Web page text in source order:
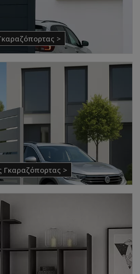
>
Γκαραζόπορτας >